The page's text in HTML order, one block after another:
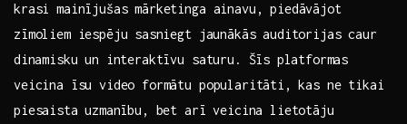
krasi‍ mainījušas mārketinga ainavu, piedāvājot⁣
zīmoliem iespēju⁣ sasniegt jaunākās auditorijas ‍caur
⁢dinamisku un interaktīvu ​saturu. Šīs ⁤platformas
‍veicina īsu video formātu‍ popularitāti, ⁢kas ne tikai⁢
piesaista⁤ uzmanību, bet arī veicina lietotāju